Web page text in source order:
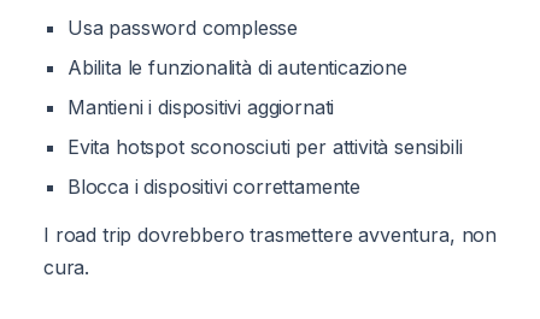
Usa password complesse
Abilita le funzionalità di autenticazione
Mantieni i dispositivi aggiornati
Evita hotspot sconosciuti per attività sensibili
Blocca i dispositivi correttamente
I road trip dovrebbero trasmettere avventura, non
cura.